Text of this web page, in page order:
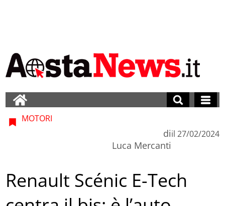
MOTORI
di
Luca Mercanti
il 27/02/2024
Renault Scénic E-Tech